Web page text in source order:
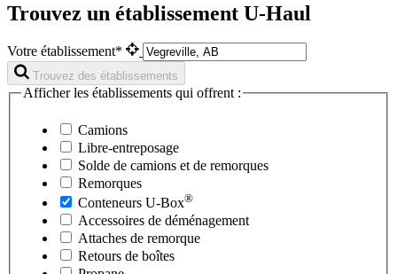
Trouvez un établissement U-Haul
Votre établissement*
Trouvez des établissements
Afficher les établissements qui offrent :
Camions
Libre-entreposage
Solde de camions et de remorques
Remorques
Conteneurs U-Box®
Accessoires de déménagement
Attaches de remorque
Retours de boîtes